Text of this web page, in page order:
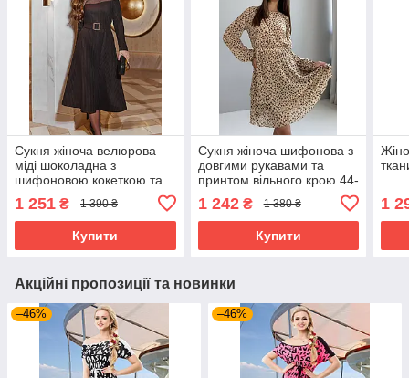
Сукня жіноча велюрова
міді шоколадна з
шифоновою кокеткою та
розміри
1 251 ₴ 1 390 ₴
Купити
Сукня жіноча шифонова з
довгими рукавами та
принтом вільного крою 44-
1 242₴ 1 380 ₴
Купити
1
Акційні пропозиції та новинки
–46% –46%